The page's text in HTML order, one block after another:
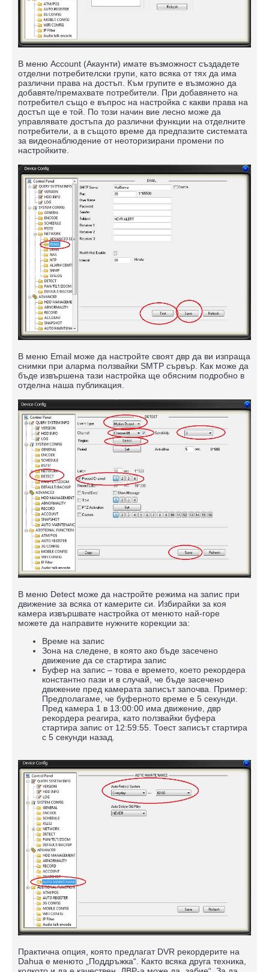
В меню Account (Акаунти) имате възможност създадете
отделни потребителски групи, като всяка от тях да има
различни права на достъп. Към групите е възможно да
добавяте/премахвате потребители. При добавянето на
потребител също е въпрос на настройка с какви права на
достъп ще е той. По този начин вие лесно може да
управлявате достъпа до различни функции на отделните
потребители, а в същото време да предпазите системата
за видеонаблюдение от неоторизирани промени по
настройките.
В меню Email може да настройте своят двр да ви изпраща
снимки при аларма ползвайки SMTP сървър. Как може да
бъде извършена тази настройка ще обясним подробно в
отделна наша публикация.
В меню Detect може да настройте режима на запис при
движение за всяка от камерите си. Избирайки за коя
камера извършвате настройка от менюто най-горе
можете да направите нужните корекции за:
Време на запис
Зона на следене, в която ако бъде засечено
движение да се стартира запис
Буфер на запис – това е времето, което рекордера
константно пази и в случай, че бъде засечено
движение пред камерата записът започва. Пример:
Предполагаме, че буферното време е 5 секунди.
Пред камера 1 в 13:00:00 има движение, двр
рекордера реагира, като ползвайки буфера
стартира запис от 12:59:55. Тоест записът стартира
с 5 секунди назад.
Практична опция, която предлагат DVR рекордерите на
Dahua е менюто „Поддръжка“. Както всяка друга техника,